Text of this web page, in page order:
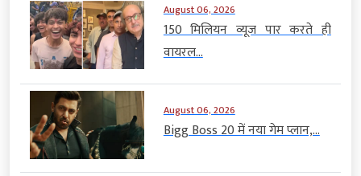
August 06, 2026
150 मिलियन व्यूज पार करते ही
वायरल...
August 06, 2026
Bigg Boss 20 में नया गेम प्लान,...